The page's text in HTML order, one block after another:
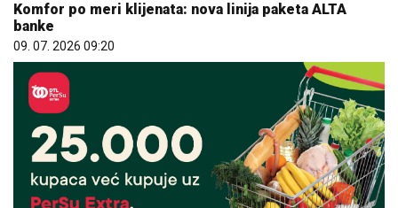
Komfor po meri klijenata: nova linija paketa ALTA
banke
09. 07. 2026 09:20